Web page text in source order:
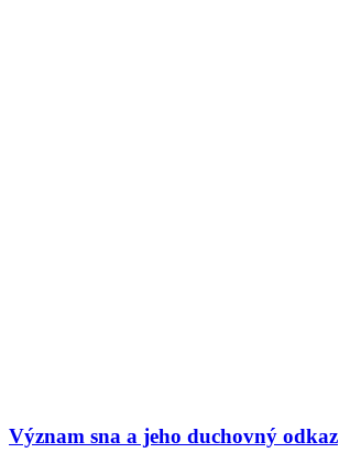
Význam sna a jeho duchovný odkaz